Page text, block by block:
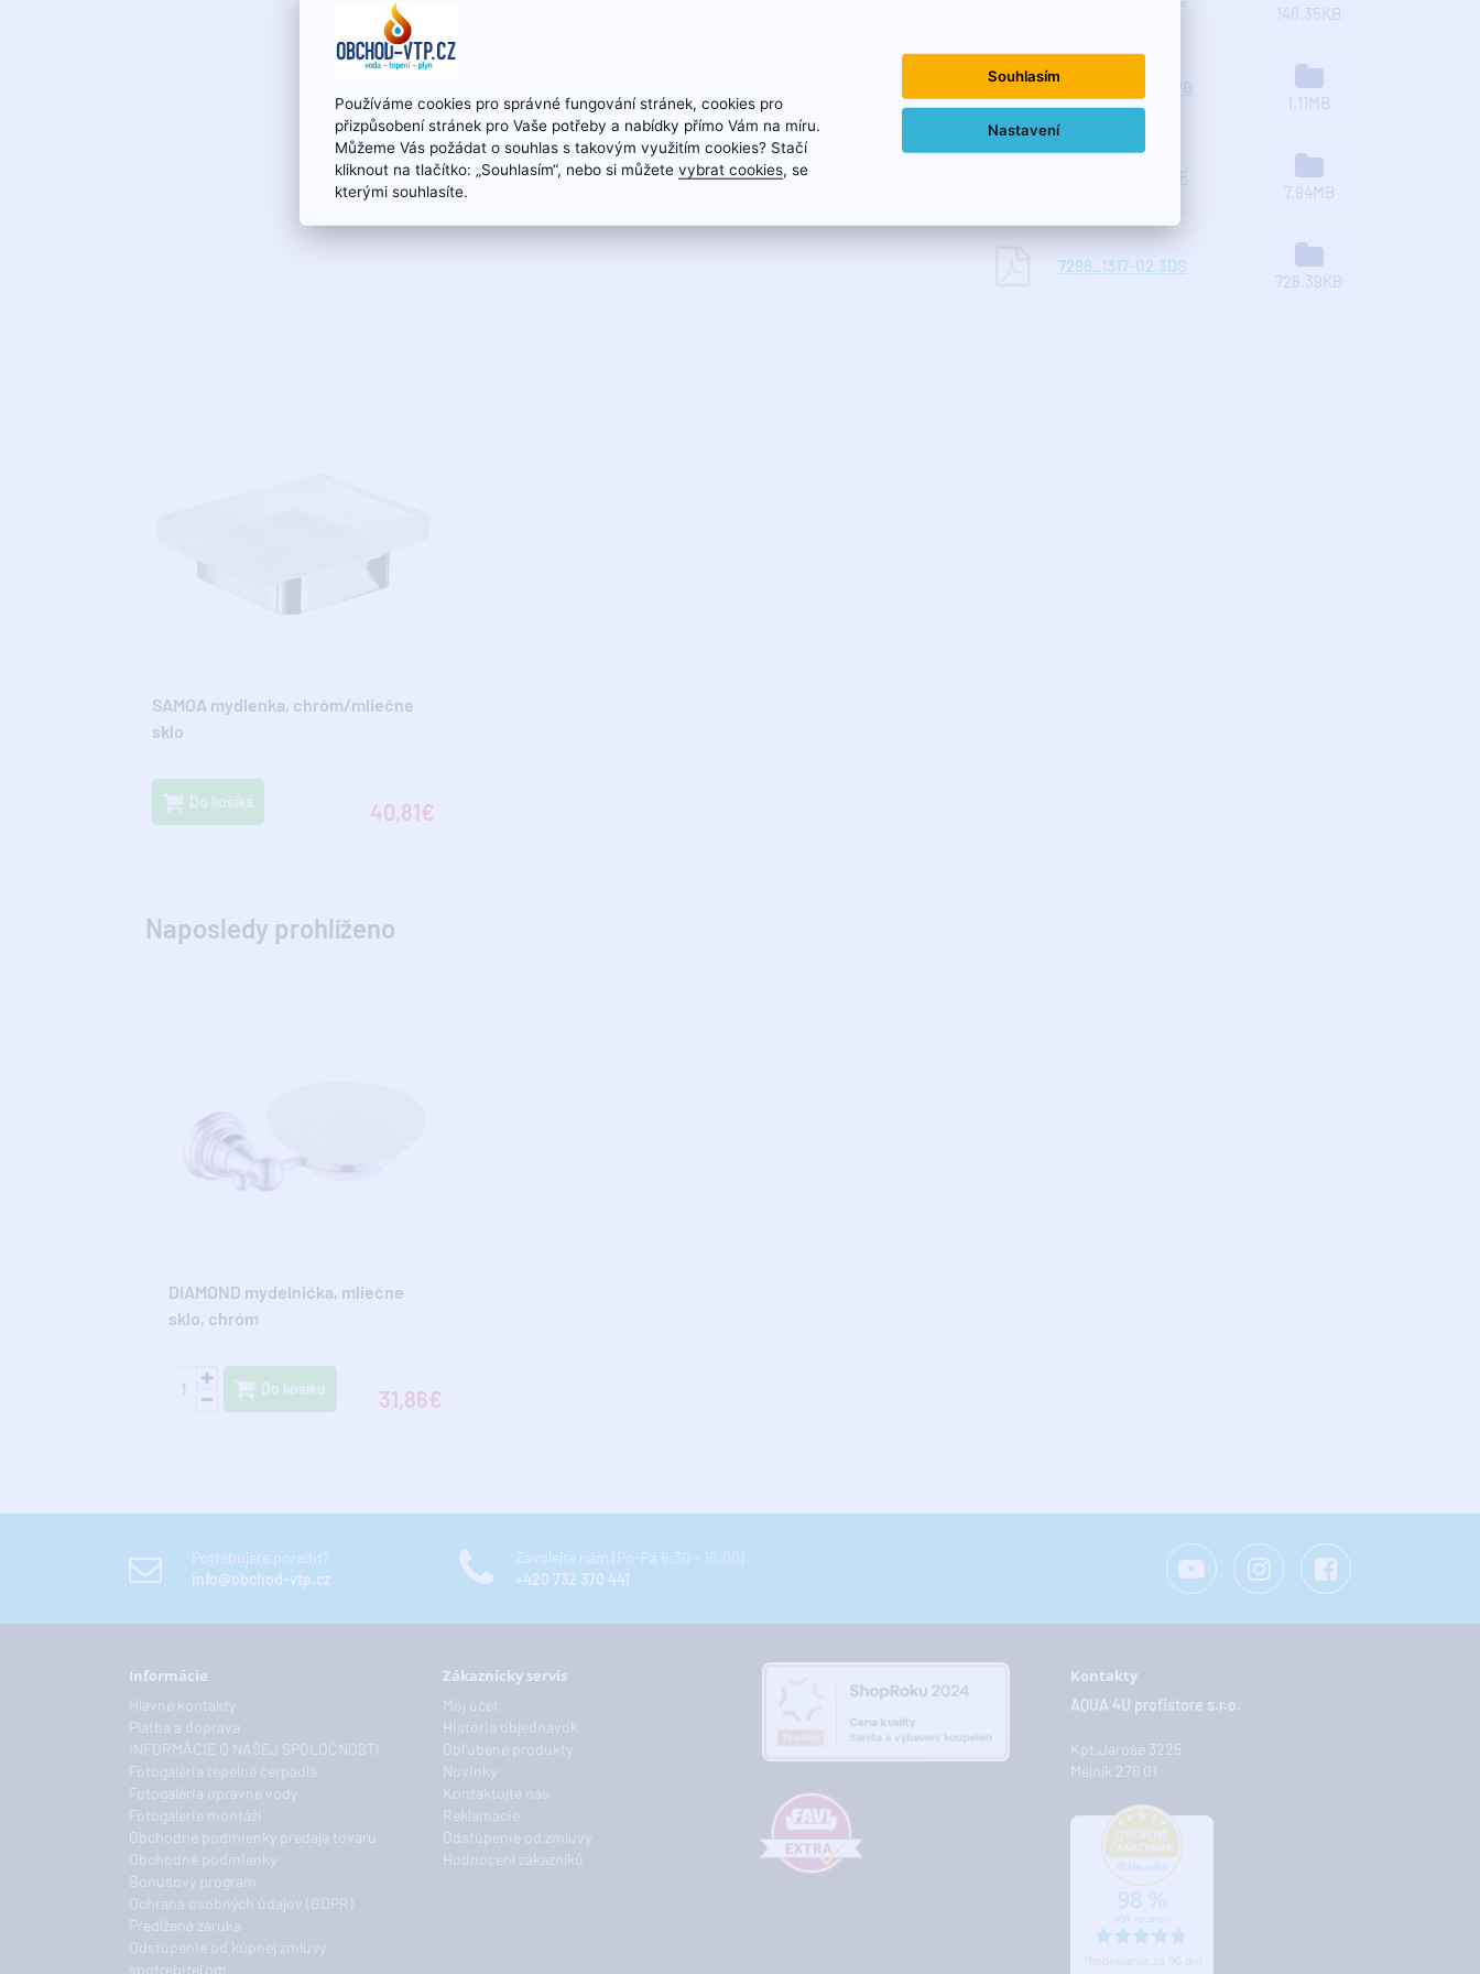
146.35KB
7296_1317-02.DWG
1.11MB
7296_1317-02.DXF
7.94MB
7296_1317-02.3DS
726.39KB
SAMOA mydlenka, chróm/mliečne
sklo
Do košíka 40,81€
Naposledy prohlíženo
DIAMOND mydelnička, mliečne
sklo, chróm
Do košíku 31,86€
Potřebujete poradit?
info@obchod-vtp.cz
Zavolejte nám (Po-Pá 8:30 - 16:00)
+420 732 370 441
Informácie
Hlavné kontakty
Platba a doprava
INFORMÁCIE O NAŠEJ SPOLOČNOSTI
Fotogaléria tepelné čerpadlá
Fotogaléria úpravne vody
Fotogalerie montáží
Obchodné podmienky predaja tovaru
Obchodné podmienky
Bonusový program
Ochrana osobných údajov (GDPR)
Predĺžená záruka
Odstúpenie od kúpnej zmluvy
spotrebiteľom
Zákaznícky servis
Môj účet
História objednávok
Obľúbené produkty
Novinky
Kontaktujte nás
Reklamácie
Odstúpenie od zmluvy
Hodnocení zákazníků
Kontakty
AQUA 4U profistore s.r.o.
Kpt.Jaroše 3225
Mělník 276 01
Používáme cookies pro správné fungování stránek, cookies pro
přizpůsobení stránek pro Vaše potřeby a nabídky přímo Vám na míru.
Můžeme Vás požádat o souhlas s takovým využitím cookies? Stačí
kliknout na tlačítko: „Souhlasím“, nebo si můžete vybrat cookies, se
kterými souhlasíte.
Souhlasím
Nastavení